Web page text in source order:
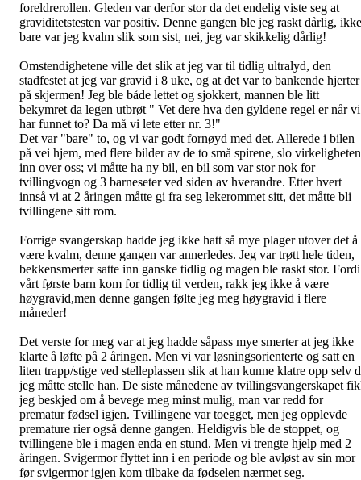
foreldrerollen. Gleden var derfor stor da det endelig viste seg at
graviditetstesten var positiv. Denne gangen ble jeg raskt dårlig, ikke
bare var jeg kvalm slik som sist, nei, jeg var skikkelig dårlig!
Omstendighetene ville det slik at jeg var til tidlig ultralyd, den
stadfestet at jeg var gravid i 8 uke, og at det var to bankende hjerter
på skjermen! Jeg ble både lettet og sjokkert, mannen ble litt
bekymret da legen utbrøt " Vet dere hva den gyldene regel er når vi
har funnet to? Da må vi lete etter nr. 3!"
Det var "bare" to, og vi var godt fornøyd med det. Allerede i bilen
på vei hjem, med flere bilder av de to små spirene, slo virkeligheten
inn over oss; vi måtte ha ny bil, en bil som var stor nok for
tvillingvogn og 3 barneseter ved siden av hverandre. Etter hvert
innså vi at 2 åringen måtte gi fra seg lekerommet sitt, det måtte bli
tvillingene sitt rom.
Forrige svangerskap hadde jeg ikke hatt så mye plager utover det å
være kvalm, denne gangen var annerledes. Jeg var trøtt hele tiden,
bekkensmerter satte inn ganske tidlig og magen ble raskt stor. Fordi
vårt første barn kom for tidlig til verden, rakk jeg ikke å være
høygravid,men denne gangen følte jeg meg høygravid i flere
måneder!
Det verste for meg var at jeg hadde såpass mye smerter at jeg ikke
klarte å løfte på 2 åringen. Men vi var løsningsorienterte og satt en
liten trapp/stige ved stelleplassen slik at han kunne klatre opp selv
jeg måtte stelle han. De siste månedene av tvillingsvangerskapet
jeg beskjed om å bevege meg minst mulig, man var redd for
prematur fødsel igjen. Tvillingene var toegget, men jeg opplevde
premature rier også denne gangen. Heldigvis ble de stoppet, og
tvillingene ble i magen enda en stund. Men vi trengte hjelp med 2
åringen. Svigermor flyttet inn i en periode og ble avløst av sin mor
før svigermor igjen kom tilbake da fødselen nærmet seg.